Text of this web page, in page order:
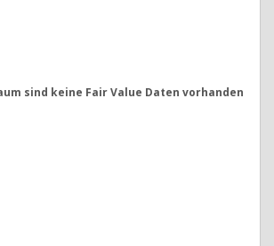
sind keine Fair Value Daten vorhanden